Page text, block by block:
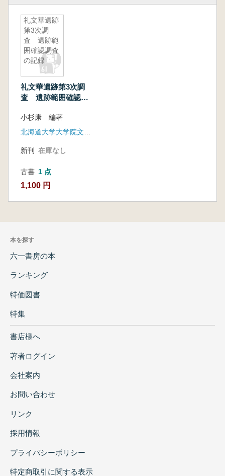
礼文華遺跡
第3次調
査 遺跡範
囲確認調査
の記録
礼文華遺跡第3次調
査 遺跡範囲確認調
小杉康 編著
北海道大学大学院文学研究院考古学研究室
新刊 在庫なし
古書 1 点
1,100 円
本を探す
六一書房の本
ランキング
特価図書
特集
書店様へ
著者ログイン
会社案内
お問い合わせ
リンク
採用情報
プライバシーポリシー
特定商取引に関する表示